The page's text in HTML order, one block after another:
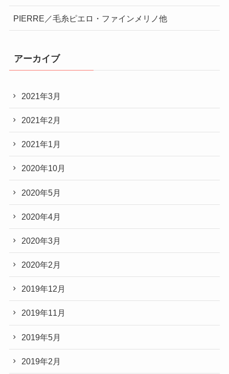
PIERRE／毛糸ピエロ・ファインメリノ他
アーカイブ
2021年3月
2021年2月
2021年1月
2020年10月
2020年5月
2020年4月
2020年3月
2020年2月
2019年12月
2019年11月
2019年5月
2019年2月